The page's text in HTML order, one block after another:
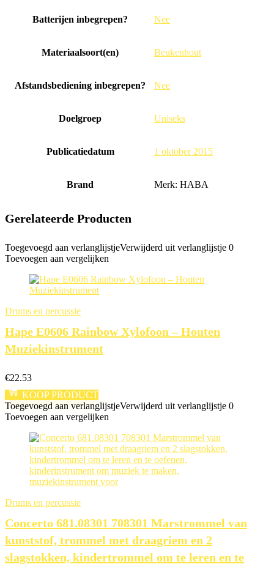
Batterijen inbegrepen? ‎Nee
Materiaalsoort(en) ‎Beukenhout
Afstandsbediening inbegrepen? ‎Nee
Doelgroep ‎Uniseks
Publicatiedatum ‎1 oktober 2015
Brand Merk: HABA
Gerelateerde Producten
Toegevoegd aan verlanglijstjeVerwijderd uit verlanglijstje 0
Toevoegen aan vergelijken
Drums en percussie
Hape E0606 Rainbow Xylofoon – Houten
Muziekinstrument
€22.53
KOOP PRODUCT
Toegevoegd aan verlanglijstjeVerwijderd uit verlanglijstje 0
Toevoegen aan vergelijken
Drums en percussie
Concerto 681.08301 708301 Marstrommel van
kunststof, trommel met draagriem en 2
slagstokken, kindertrommel om te leren en te